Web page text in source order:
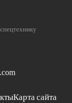
Карта сайта